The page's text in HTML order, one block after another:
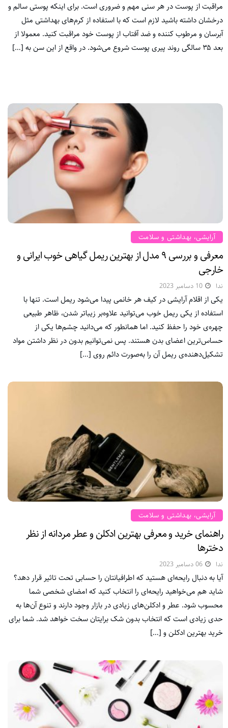
مراقبت از پوست در هر سنی مهم و ضروری است. برای اینکه پوستی سالم و
درخشان داشته باشید لازم است که با استفاده از کرم‌های بهداشتی مثل
آبرسان و مرطوب کننده و ضد آفتاب از پوست خود مراقبت کنید. معمولا از
بعد ۳۵ سالگی روند پیری پوست شروع می‌شود. در واقع از این سن به […]
آرایشی، بهداشتی و سلامت
معرفی و بررسی ۹ مدل از بهترین ریمل گیاهی خوب ایرانی و
خارجی
ندا 10 دسامبر 2023
یکی از اقلام آرایشی در کیف هر خانمی پیدا می‌شود ریمل است. تنها با
استفاده از یکی ریمل خوب می‌توانید علاوه‌بر زیباتر شدن، ظاهر طبیعی
چهره‌ی خود را حفظ کنید. اما همانطور که می‌دانید چشم‌ها یکی از
حساس‌ترین اعضای بدن هستند. پس نمی‌توانیم بدون در نظر داشتن مواد
تشکیل‌دهنده‌ی ریمل آن را به‌صورت دائم روی […]
آرایشی، بهداشتی و سلامت
راهنمای خرید و معرفی بهترین ادکلن و عطر مردانه از نظر
دخترها
ندا 06 دسامبر 2023
آیا به دنبال رایحه‌ای هستید که اطرافیانتان را حسابی تحت تاثیر قرار دهد؟
شاید هم می‌خواهید رایحه‌ای را انتخاب کنید که امضای شخصی شما
محسوب شود. عطر و ادکلن‌های زیادی در بازار وجود دارند و تنوع آن‌ها به
حدی زیادی است که انتخاب بدون شک برایتان سخت خواهد شد. شما برای
خرید بهترین ادکلن و […]